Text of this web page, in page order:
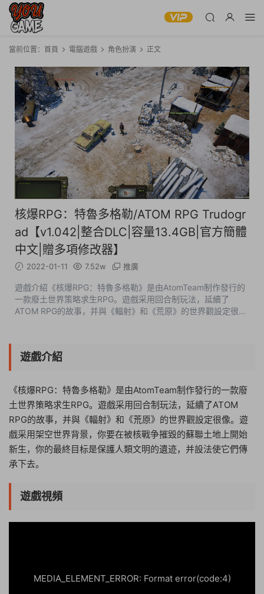
當前位置： 首頁 電腦遊戲 角色扮演 正文
核爆RPG：特魯多格勒/ATOM RPG Trudogr
ad【v1.042|整合DLC|容量13.4GB|官方簡體
中文|贈多項修改器】
2022-01-11 7.52w 推廣
遊戲介紹《核爆RPG：特魯多格勒》是由AtomTeam制作發行的
一款廢土世界策略求生RPG。遊戲采用回合制玩法，延續了
ATOM RPG的故事，并與《輻射》和《荒原》的世界觀設定很
遊戲介紹
《核爆RPG：特魯多格勒》是由AtomTeam制作發行的一款廢
土世界策略求生RPG。遊戲采用回合制玩法，延續了ATOM
RPG的故事，并與《輻射》和《荒原》的世界觀設定很像。遊
戲采用架空世界背景，你要在被核戰争摧毀的蘇聯土地上開始
新生，你的最終目标是保護人類文明的遺迹，并設法使它們傳
承下去。
遊戲視頻
MEDIA_ELEMENT_ERROR: Format error(code:4)